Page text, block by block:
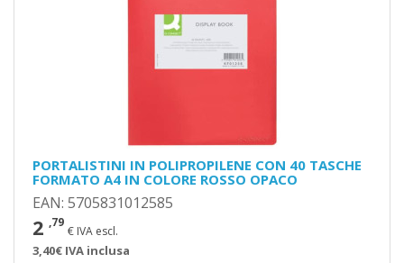
PORTALISTINI IN POLIPROPILENE CON 40 TASCHE
FORMATO A4 IN COLORE ROSSO OPACO
EAN: 5705831012585
2 ,79
€ IVA escl.
3,40€ IVA inclusa